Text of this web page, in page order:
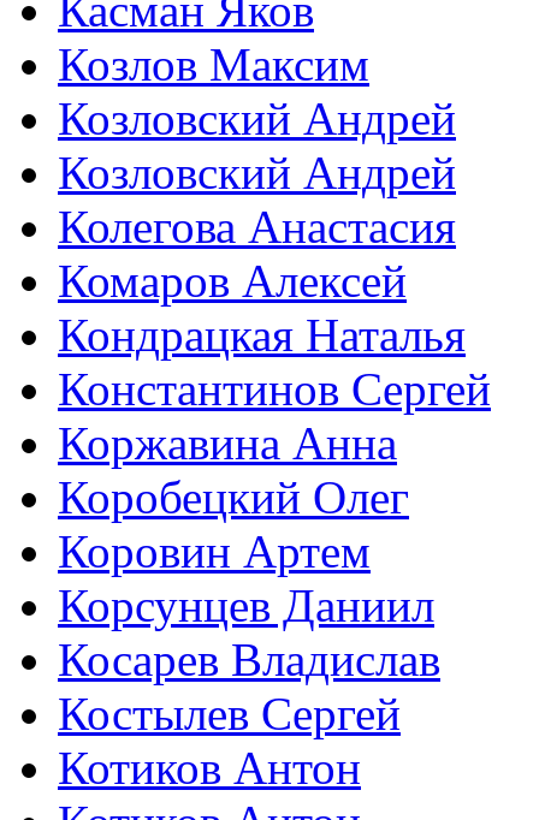
Касман Яков
Козлов Максим
Козловский Андрей
Козловский Андрей
Колегова Анастасия
Комаров Алексей
Кондрацкая Наталья
Константинов Сергей
Коржавина Анна
Коробецкий Олег
Коровин Артем
Корсунцев Даниил
Косарев Владислав
Костылев Сергей
Котиков Антон